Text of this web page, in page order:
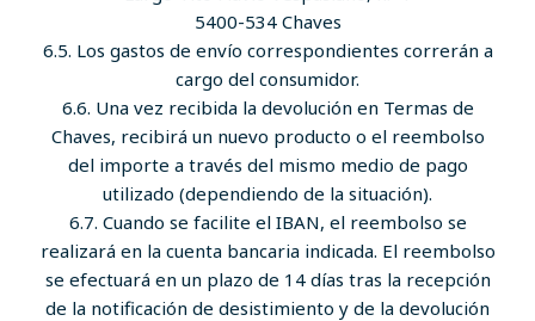
5400-534 Chaves
6.5. Los gastos de envío correspondientes correrán a
cargo del consumidor.
6.6. Una vez recibida la devolución en Termas de
Chaves, recibirá un nuevo producto o el reembolso
del importe a través del mismo medio de pago
utilizado (dependiendo de la situación).
6.7. Cuando se facilite el IBAN, el reembolso se
realizará en la cuenta bancaria indicada. El reembolso
se efectuará en un plazo de 14 días tras la recepción
de la notificación de desistimiento y de la devolución